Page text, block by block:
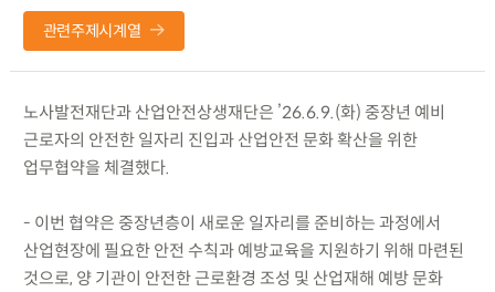
관련주제시계열
노사발전재단과 산업안전상생재단은 ’26.6.9.(화) 중장년 예비
근로자의 안전한 일자리 진입과 산업안전 문화 확산을 위한
업무협약을 체결했다.
- 이번 협약은 중장년층이 새로운 일자리를 준비하는 과정에서
산업현장에 필요한 안전 수칙과 예방교육을 지원하기 위해 마련된
것으로, 양 기관이 안전한 근로환경 조성 및 산업재해 예방 문화